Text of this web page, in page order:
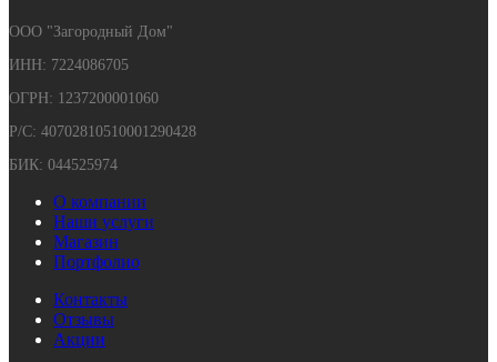
ООО "Загородный Дом"
ИНН: 7224086705
ОГРН: 1237200001060
Р/С: 40702810510001290428
БИК: 044525974
О компании
Наши услуги
Магазин
Портфолио
Контакты
Отзывы
Акции